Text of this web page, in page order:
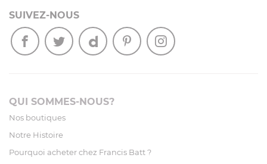
SUIVEZ-NOUS
QUI SOMMES-NOUS?
Nos boutiques
Notre Histoire
Pourquoi acheter chez Francis Batt ?